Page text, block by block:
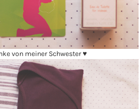
von meiner Schwester ♥